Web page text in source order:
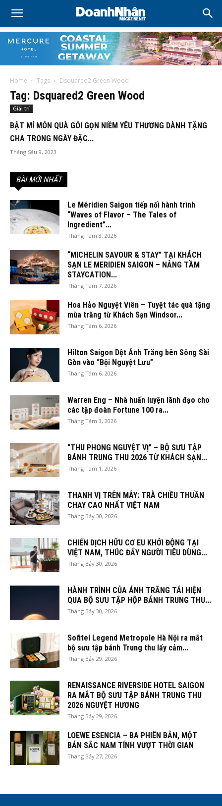
Home Tags Dsquared2 Green Wood
Tag: Dsquared2 Green Wood
Giải trí
BẬT MÍ MÓN QUÀ GÓI GỌN NIỀM YÊU THƯƠNG DÀNH TẶNG
CHA TRONG NGÀY ĐẶC...
Tháng Sáu 9, 2023
BÀI MỚI NHẤT
Le Méridien Saigon tiếp nối hành trình
“Waves of Flavor – The Tales of
Ingredient”...
Tháng Tám 8, 2026
“MICHELIN SAVOUR & STAY” TẠI KHÁCH
SẠN LE MERIDIEN SAIGON – NÂNG TẦM
STAYCATION...
Tháng Tám 7, 2026
Hoa Hảo Nguyệt Viên – Tuyệt tác quà tặng
mùa trăng từ Khách Sạn Windsor...
Tháng Tám 6, 2026
Hilton Saigon Dệt Ánh Trăng bên Sông Sài
Gòn vào “Bội Nguyệt Lưu”
Tháng Tám 6, 2026
Warren Eng – Nhà huấn luyện lãnh đạo cho
các tập đoàn Fortune 100 ra...
Tháng Tám 3, 2026
“THU PHONG NGUYỆT VỊ” – BỘ SƯU TẬP
BÁNH TRUNG THU 2026 TỪ KHÁCH SẠN...
Tháng Tám 1, 2026
THANH VỊ TRÊN MÂY: TRÀ CHIỀU THUẦN
CHAY CAO NHẤT VIỆT NAM
Tháng Bảy 30, 2026
CHIẾN DỊCH HỮU CƠ EU KHỞI ĐỘNG TẠI
VIỆT NAM, THÚC ĐẨY NGƯỜI TIÊU DÙNG...
Tháng Bảy 30, 2026
HÀNH TRÌNH CỦA ÁNH TRĂNG TÁI HIỆN
QUA BỘ SƯU TẬP HỘP BÁNH TRUNG THU...
Tháng Bảy 30, 2026
Sofitel Legend Metropole Hà Nội ra mắt
bộ sưu tập bánh Trung thu lấy cảm...
Tháng Bảy 29, 2026
RENAISSANCE RIVERSIDE HOTEL SAIGON
RA MẮT BỘ SƯU TẬP BÁNH TRUNG THU
2026 NGUYỆT HƯƠNG
Tháng Bảy 29, 2026
LOEWE ESENCIA – BA PHIÊN BẢN, MỘT
BẢN SẮC NAM TÍNH VƯỢT THỜI GIAN
Tháng Bảy 27, 2026